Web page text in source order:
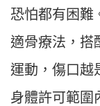
恐怕都有困難
適骨療法，搭
運動，傷口越
身體許可範圍